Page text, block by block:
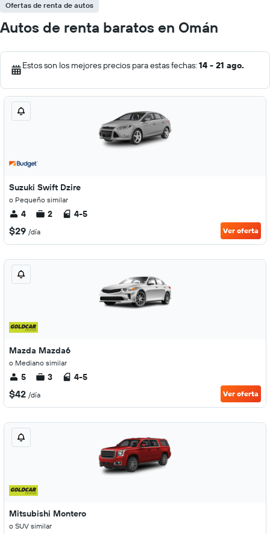
Ofertas de renta de autos
Autos de renta baratos en Omán
Estos son los mejores precios para estas fechas: 14 - 21 ago.
Suzuki Swift Dzire
o Pequeño similar
4 2 4-5
$29 /día Ver oferta
Mazda Mazda6
o Mediano similar
5 3 4-5
$42 /día Ver oferta
Mitsubishi Montero
o SUV similar